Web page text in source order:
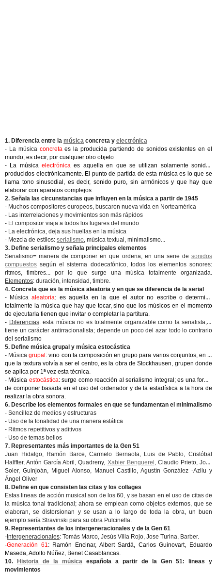
1. Diferencia entre la música concreta y electrónica
- La música concretaes la producida partiendo de sonidos existentes en el
mundo, es decir, por cualquier otro objeto
- La músicaelectrónica es aquella en que se utilizan solamente sonidos
producidos electrónicamente. El punto de partida de esta música es lo que se
llama tono sinusodial, es decir, sonido puro, sin armónicos y que hay que
elaborar con aparatos complejos
2. Señala las circunstancias que influyen en la música a partir de 1945
- Muchos compositores europeos, buscaron nueva vida en Norteamérica
- Las interrelaciones y movimientos son más rápidos
- El compositor viaja a todos los lugares del mundo
- La electrónica, deja sus huellas en la música
- Mezcla de estilos: serialismo, música textual, minimalismo...
3. Define serialismo y señala principales elementos
Serialismo= manera de componer en que ordena, en una serie de sonidos
compuestos según el sistema dodecafónico, todos los elementos sonores:
ritmos, timbres... por lo que surge una música totalmente organizada.
Elementos: duración, intensidad, timbre.
4. Concreta que es la música aleatoria y en que se diferencia de la serial
- Músicaaleatoria: es aquella en la que el autor no escribe o determina
totalmente la música que hay que tocar, sino que los músicos en el momento
de ejecutarla tienen que invitar o completar la partitura.
- Diferencias: esta música no es totalmente organizable como la serialista; y
tiene un carácter antirracionalista; depende un poco del azar todo lo contrario
del serialismo
5. Define música grupal y música estocástica
- Músicagrupal : vino con la composición en grupo para varios conjuntos, en el
que la textura volvía a ser el centro, es la obra de Stockhausen, grupen donde
se aplica por 1ª vez esta técnica.
- Música estocástica: surge como reacción al serialismo integral; es una forma
de componer basada en el uso del ordenador y de la estadística a la hora de
realizar la obra sonora.
6. Describe los elementos formales en que se fundamentan el minimalismo
- Sencillez de medios y estructuras
- Uso de la tonalidad de una manera estática
- Ritmos repetitivos y aditivos
- Uso de temas bellos
7. Representantes más importantes de la Gen 51
Juan Hidalgo, Ramón Barce, Carmelo Bernaola, Luis de Pablo, Cristóbal
Halffter, Antón García Abril, Quadreny, Xabier Benguerel , Claudio Prieto, José
Soler, Guinjoán, Miguel Alonso, Manuel Castillo, Agustín González -Azilu y
Ángel Oliver
8. Define en que consisten las citas y los collages
Estas lineas de acción musical son de los 60, y se basan en el uso de citas de
la música tonal tradicional; ahora se emplean como objetos externos, que se
elaboran, se distorsionan y se usan a lo largo de toda la obra, un buen
ejemplo sería Stravinski para su obra Pulcinella.
9. Representantes de los intergeneracionales y de la Gen 61
- Intergeneracionales: Tomás Marco, Jesús Villa Rojo, Jose Turina, Barber.
-Generación 61: Ramón Encinar, Albert Sardá, Carlos Guinovart, Eduardo
Maseda, Adolfo Núñez, Benet Casablancas.
10.
Historia de la música española a partir de la Gen 51: lineas y
movimientos